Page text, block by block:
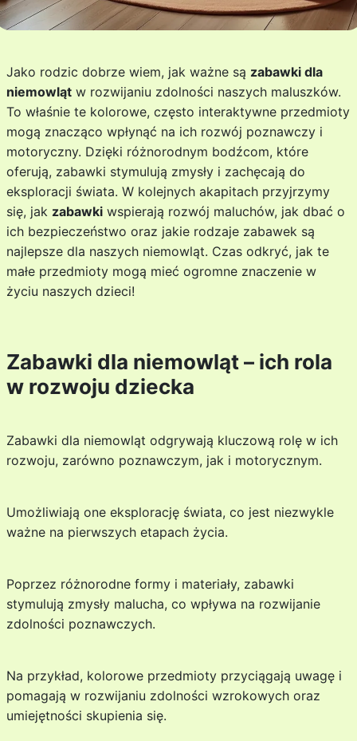
Jako rodzic dobrze wiem, jak ważne są zabawki dla
niemowlątw rozwijaniu zdolności naszych maluszków.
To właśnie te kolorowe, często interaktywne przedmioty
mogą znacząco wpłynąć na ich rozwój poznawczy i
motoryczny. Dzięki różnorodnym bodźcom, które
oferują, zabawki stymulują zmysły i zachęcają do
eksploracji świata. W kolejnych akapitach przyjrzymy
się, jak zabawkiwspierają rozwój maluchów, jak dbać o
ich bezpieczeństwo oraz jakie rodzaje zabawek są
najlepsze dla naszych niemowląt. Czas odkryć, jak te
małe przedmioty mogą mieć ogromne znaczenie w
życiu naszych dzieci!
Zabawki dla niemowląt – ich rola
w rozwoju dziecka
Zabawki dla niemowląt odgrywają kluczową rolę w ich
rozwoju, zarówno poznawczym, jak i motorycznym.
Umożliwiają one eksplorację świata, co jest niezwykle
ważne na pierwszych etapach życia.
Poprzez różnorodne formy i materiały, zabawki
stymulują zmysły malucha, co wpływa na rozwijanie
zdolności poznawczych.
Na przykład, kolorowe przedmioty przyciągają uwagę i
pomagają w rozwijaniu zdolności wzrokowych oraz
umiejętności skupienia się.